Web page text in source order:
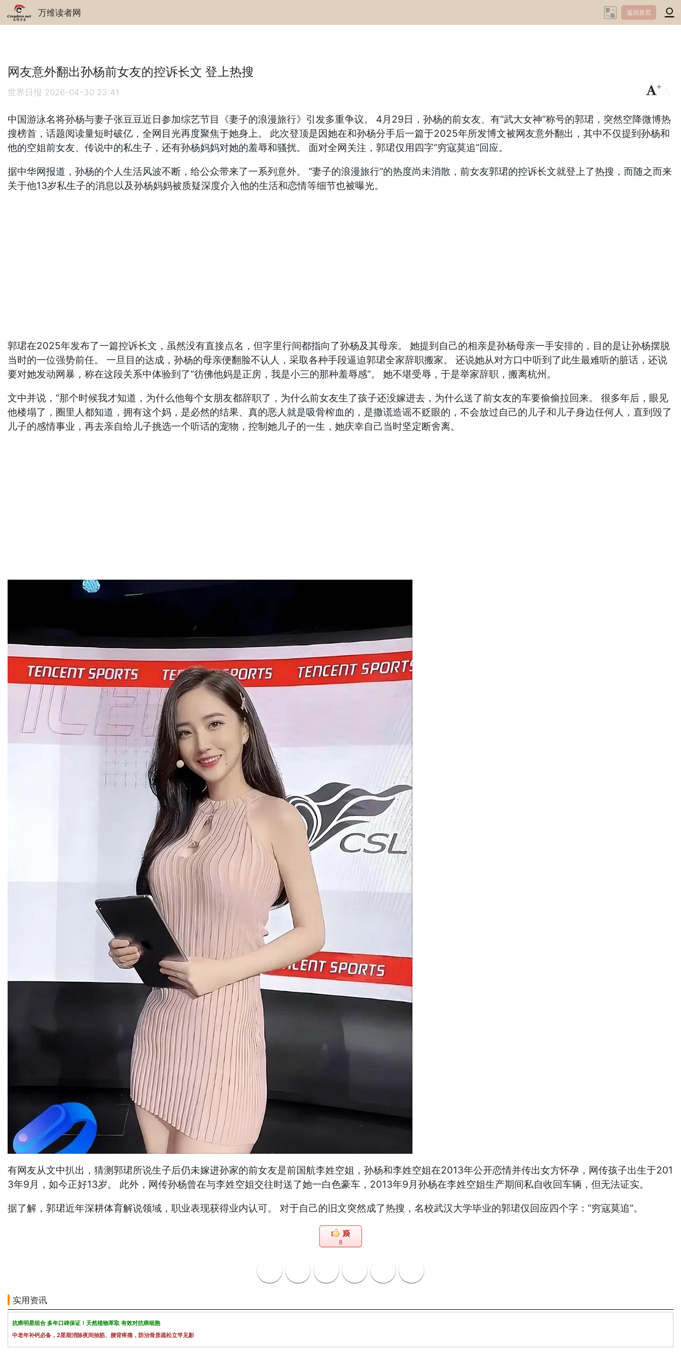
万维读者网 返回首页
网友意外翻出孙杨前女友的控诉长文 登上热搜
世界日报 2026-04-30 23:41
+
中国游泳名将孙杨与妻子张豆豆近日参加综艺节目《妻子的浪漫旅行》引发多重争议。 4月29日，孙杨的前女友、有“武大女神”称号的郭珺，突然空降微博热
搜榜首，话题阅读量短时破亿，全网目光再度聚焦于她身上。 此次登顶是因她在和孙杨分手后一篇于2025年所发博文被网友意外翻出，其中不仅提到孙杨和
他的空姐前女友、传说中的私生子，还有孙杨妈妈对她的羞辱和骚扰。 面对全网关注，郭珺仅用四字“穷寇莫追”回应。
据中华网报道，孙杨的个人生活风波不断，给公众带来了一系列意外。 “妻子的浪漫旅行”的热度尚未消散，前女友郭珺的控诉长文就登上了热搜，而随之而来
关于他13岁私生子的消息以及孙杨妈妈被质疑深度介入他的生活和恋情等细节也被曝光。
郭珺在2025年发布了一篇控诉长文，虽然没有直接点名，但字里行间都指向了孙杨及其母亲。 她提到自己的相亲是孙杨母亲一手安排的，目的是让孙杨摆脱
当时的一位强势前任。 一旦目的达成，孙杨的母亲便翻脸不认人，采取各种手段逼迫郭珺全家辞职搬家。 还说她从对方口中听到了此生最难听的脏话，还说
要对她发动网暴，称在这段关系中体验到了“彷佛他妈是正房，我是小三的那种羞辱感”。 她不堪受辱，于是举家辞职，搬离杭州。
文中并说，“那个时候我才知道，为什么他每个女朋友都辞职了，为什么前女友生了孩子还没嫁进去，为什么送了前女友的车要偷偷拉回来。 很多年后，眼见
他楼塌了，圈里人都知道，拥有这个妈，是必然的结果、真的恶人就是吸骨榨血的，是撒谎造谣不贬眼的，不会放过自己的儿子和儿子身边任何人，直到毁了
儿子的感情事业，再去亲自给儿子挑选一个听话的宠物，控制她儿子的一生，她庆幸自己当时坚定断舍离。
有网友从文中扒出，猜测郭珺所说生子后仍未嫁进孙家的前女友是前国航李姓空姐，孙杨和李姓空姐在2013年公开恋情并传出女方怀孕，网传孩子出生于201
3年9月，如今正好13岁。 此外，网传孙杨曾在与李姓空姐交往时送了她一白色豪车，2013年9月孙杨在李姓空姐生产期间私自收回车辆，但无法证实。
据了解，郭珺近年深耕体育解说领域，职业表现获得业内认可。 对于自己的旧文突然成了热搜，名校武汉大学毕业的郭珺仅回应四个字：“穷寇莫追”。
8
实用资讯
抗癌明星组合 多年口碑保证！天然植物萃取 有效对抗癌细胞
中老年补钙必备，2星期消除夜间抽筋、腰背疼痛，防治骨质疏松立竿见影